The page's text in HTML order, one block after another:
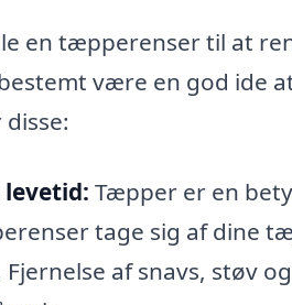
en tæpperenser til at
være en god ide
Tæpper er en
tage sig af dine
af snavs, støv